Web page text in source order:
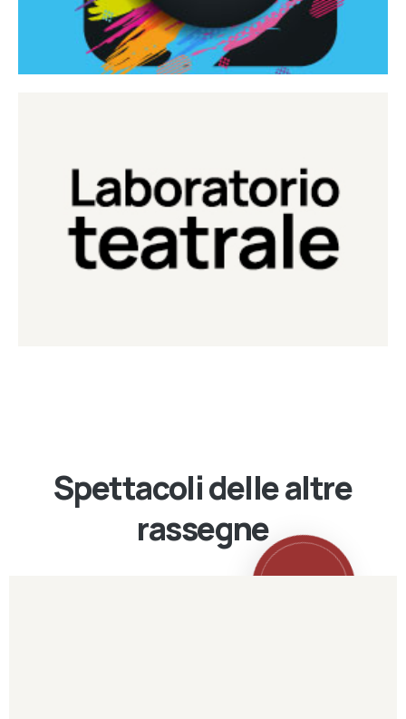
Laboratorio Teatrale
Laboratorio di teatro del Teatro Eduardo de Filippo
Continua
Spettacoli delle altre
rassegne